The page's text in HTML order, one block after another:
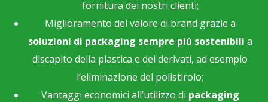
fornitura dei nostri clienti;
Miglioramento del valore di brand grazie a
soluzioni di packaging sempre più sostenibili a
discapito della plastica e dei derivati, ad esempio
l’eliminazione del polistirolo;
Vantaggi economici all’utilizzo di packaging